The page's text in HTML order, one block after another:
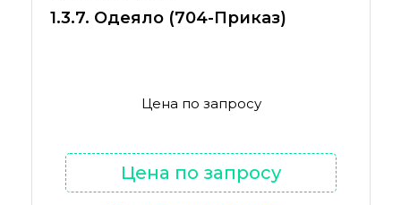
1.3.7. Одеяло (704-Приказ)
Цена по запросу
Цена по запросу